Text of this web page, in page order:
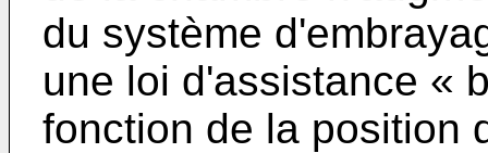
du système
une loi d'assistance «
fonction de la position